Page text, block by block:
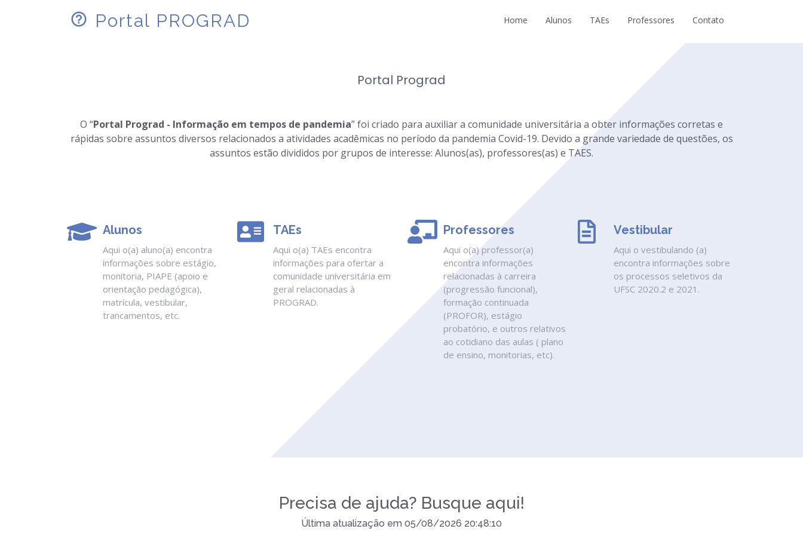
Portal PROGRAD Home Alunos TAEs Professores Contato
Portal Prograd
O “Portal Prograd - Informação em tempos de pandemia” foi criado para auxiliar a comunidade universitária a obter informações corretas e
rápidas sobre assuntos diversos relacionados a atividades acadêmicas no período da pandemia Covid-19. Devido a grande variedade de questões, os
assuntos estão divididos por grupos de interesse: Alunos(as), professores(as) e TAES.
Alunos
Aqui o(a) aluno(a) encontra
informações sobre estágio,
monitoria, PIAPE (apoio e
orientação pedagógica),
matrícula, vestibular,
trancamentos, etc.
TAEs
Aqui o(a) TAEs encontra
informações para ofertar a
comunidade universitária em
geral relacionadas à
PROGRAD.
Professores
Aqui o(a) professor(a)
encontra informações
relacionadas à carreira
(progressão funcional),
formação continuada
(PROFOR), estágio
probatório, e outros relativos
ao cotidiano das aulas ( plano
de ensino, monitorias, etc).
Vestibular
Aqui o vestibulando (a)
encontra informações sobre
os processos seletivos da
UFSC 2020.2 e 2021.
Precisa de ajuda? Busque aqui!
Última atualização em 05/08/2026 20:48:10